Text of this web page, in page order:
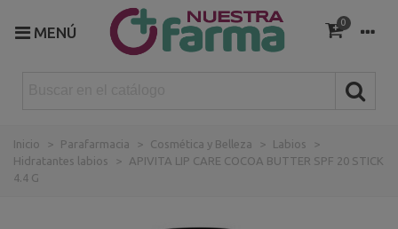
MENÚ
0
Inicio > Parafarmacia > Cosmética y Belleza > Labios
>
Hidratantes labios
>
APIVITA LIP CARE COCOA BUTTER SPF 20 STICK
4.4 G